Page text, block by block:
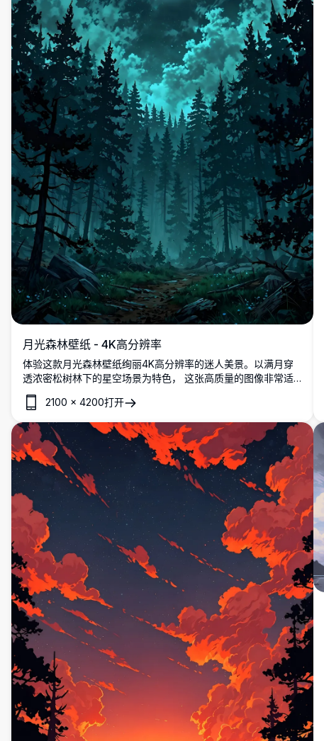
月光森林壁纸 - 4K高分辨率
体验这款月光森林壁纸绚丽4K高分辨率的迷人美景。以满月穿
透浓密松树林下的星空场景为特色， 这张高质量的图像非常适
合桌面或移动屏幕。在清晰，详细的视觉效果中沉浸在宁静和神
秘的氛围中。
2100 × 4200打开